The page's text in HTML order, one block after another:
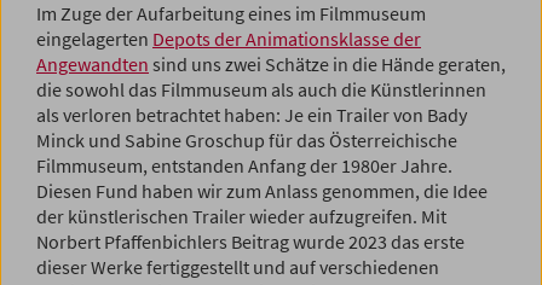
Im Zuge der Aufarbeitung eines im Filmmuseum
eingelagerten Depots der Animationsklasse der
Angewandten sind uns zwei Schätze in die Hände geraten,
die sowohl das Filmmuseum als auch die Künstlerinnen
als verloren betrachtet haben: Je ein Trailer von Bady
Minck und Sabine Groschup für das Österreichische
Filmmuseum, entstanden Anfang der 1980er Jahre.
Diesen Fund haben wir zum Anlass genommen, die Idee
der künstlerischen Trailer wieder aufzugreifen. Mit
Norbert Pfaffenbichlers Beitrag wurde 2023 das erste
dieser Werke fertiggestellt und auf verschiedenen